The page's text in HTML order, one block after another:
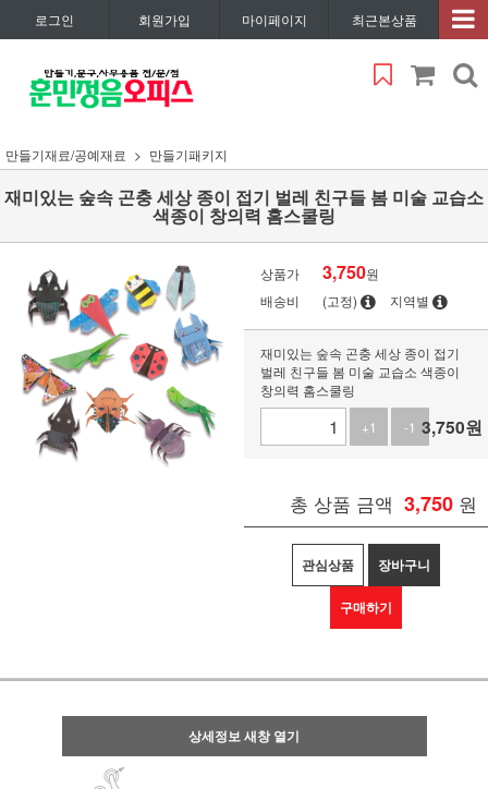
로그인 회원가입 마이페이지 최근본상품
만들기재료/공예재료 만들기패키지
재미있는 숲속 곤충 세상 종이 접기 벌레 친구들 봄 미술 교습소
색종이 창의력 홈스쿨링
상품가 3,750원
배송비
(고정) 지역별
재미있는 숲속 곤충 세상 종이 접기
벌레 친구들 봄 미술 교습소 색종이
창의력 홈스쿨링
+1
-1 3,750원
총 상품 금액 3,750 원
관심상품 장바구니
구매하기
상세정보 새창 열기